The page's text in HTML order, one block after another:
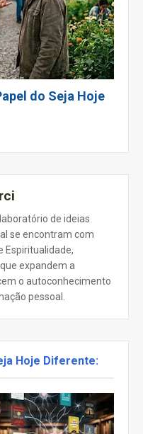
do Seja Hoje
de ideias
se encontram com
Espiritualidade,
expandem a
o autoconhecimento
pessoal.
Hoje Diferente: